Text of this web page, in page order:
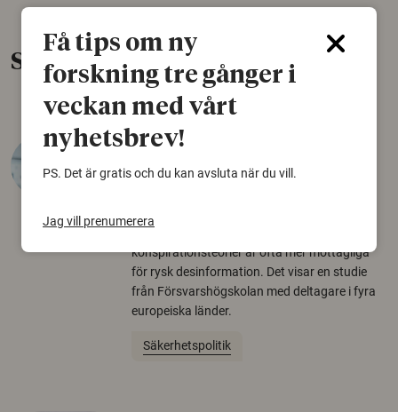
Senaste nytt
Varför tror vissa på rysk
desinformation?
konspirationsteorier är ofta mer mottagliga
för rysk desinformation. Det visar en studie
från Försvarshögskolan med deltagare i fyra
europeiska länder.
Säkerhetspolitik
Få tips om ny
forskning tre gånger i
veckan med vårt
nyhetsbrev!
PS. Det är gratis och du kan avsluta när du vill.
Jag vill prenumerera